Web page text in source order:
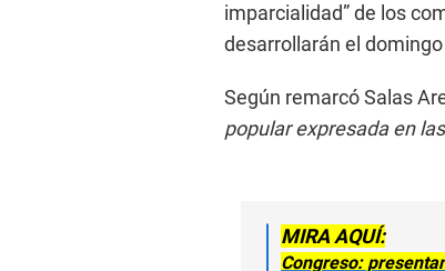
imparcialidad” de los
desarrollarán el
Según remarcó Salas
popular expresada en
MIRA AQUÍ:
Congreso: